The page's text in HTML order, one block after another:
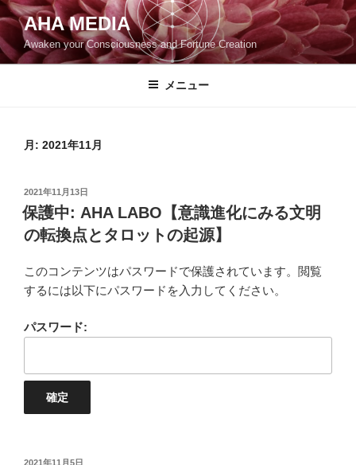
コ
ン
テ
ン
AHA MEDIA
Awaken your Consciousness and Fortune Creation
メニュー
月: 2021年11月
投
稿
日:
2021年11月13日
保護中: AHA LABO【意識進化にみる文明
の転換点とタロットの起源】
このコンテンツはパスワードで保護されています。閲覧
するには以下にパスワードを入力してください。
パスワード:
投
2021年11月5日